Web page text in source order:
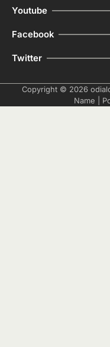
Youtube
Facebook
Twitter
Copyright © 2026
Name |